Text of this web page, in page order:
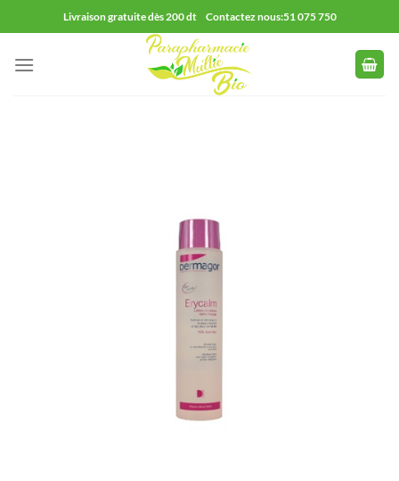
au
contenu
Livraison gratuite dès 200 dt Contactez nous:51 075 750